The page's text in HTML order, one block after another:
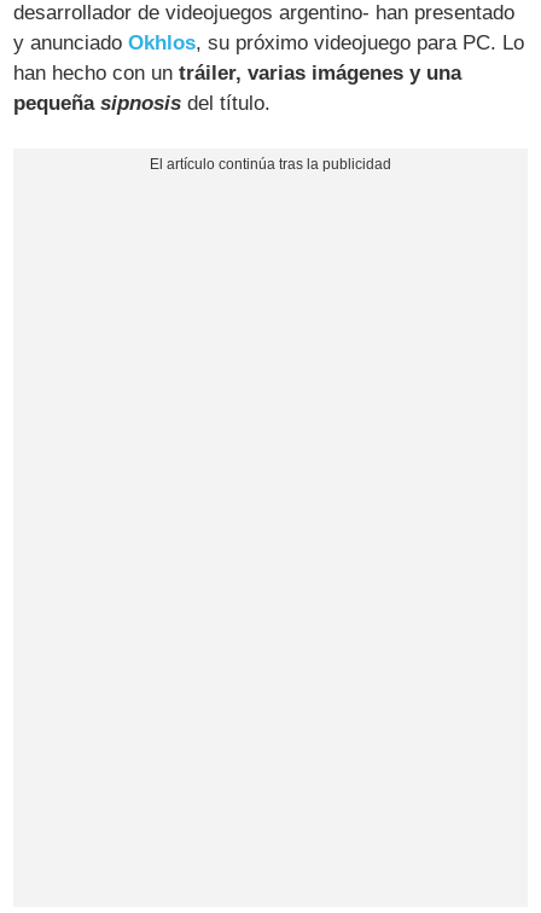
desarrollador de videojuegos argentino- han presentado
y anunciadoOkhlos, su próximo videojuego para PC. Lo
han hecho con untráiler, varias imágenes y una
pequeñasipnosis del título.